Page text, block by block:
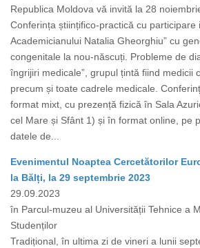
Republica Moldova vă invită la 28
Conferința științifico-practică cu participare
Academicianului Natalia Gheorghiu” cu
congenitale la nou-născuți. Probleme de
îngrijiri medicale”, grupul țintă fiind medicii
precum și toate cadrele medicale.
format mixt, cu prezență fizică în Sala
cel Mare și Sfânt 1) și în format online, pe
datele de...
Evenimentul Noaptea Cercetătorilor
la Bălți, la 29 septembrie 2023
29.09.2023
în Parcul-muzeu al Universității Tehnice a
Studenților
Tradițional, în ultima zi de vineri a lunii